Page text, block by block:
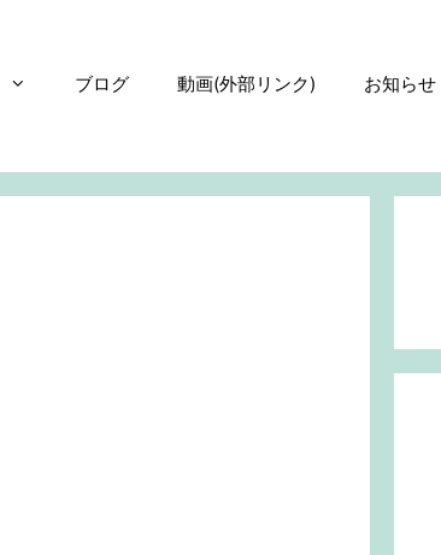
ブログ 動画(外部リンク) お知らせ